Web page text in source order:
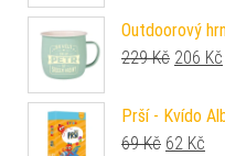
Outdoorový
229Kč 206 Kč
Prší - Kvído
69Kč Původní
62 Kč